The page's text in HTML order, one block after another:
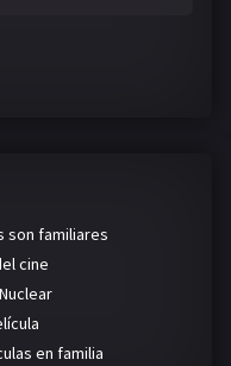
son familiares
cine
en familia